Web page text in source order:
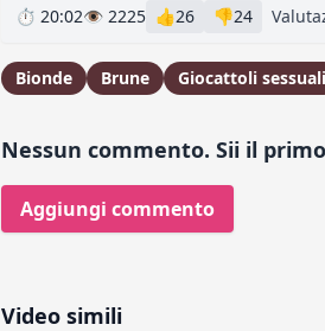
⏱ 20:02👁 2225 👍26 👎24
Bionde Brune Giocattoli sessuali
Nessun commento. Sii il
Aggiungi commento
Video simili